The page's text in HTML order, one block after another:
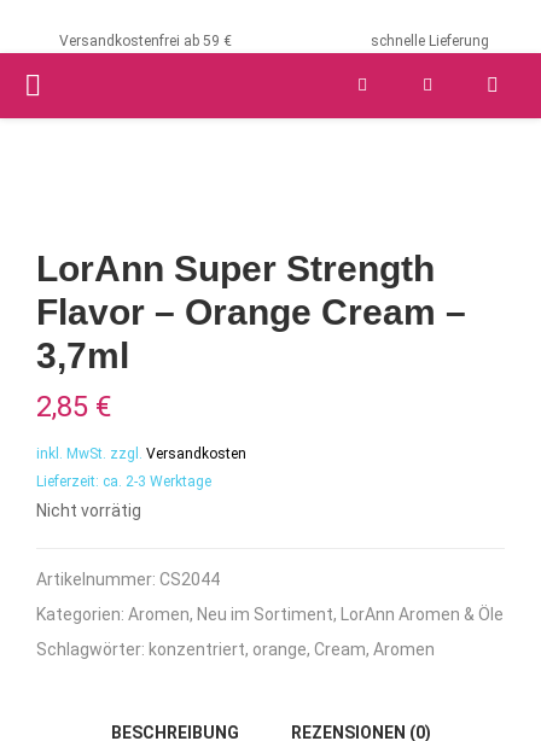
Versandkostenfrei ab 59 € schnelle Lieferung
PRIMARY
LorAnn Super Strength
Flavor – Orange Cream –
3,7ml
2,85 €
inkl. MwSt. zzgl. Versandkosten
Lieferzeit: ca. 2-3 Werktage
Nicht vorrätig
Artikelnummer: CS2044
Kategorien: Aromen, Neu im Sortiment,
LorAnn Aromen & Öle
Schlagwörter: konzentriert, orange, Cream, Aromen
BESCHREIBUNG REZENSIONEN (0)